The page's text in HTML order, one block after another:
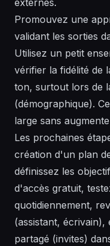
externes.
Promouvez une
validant les sorties
Utilisez un petit
vérifier la fidélité de
ton, surtout lors de
(démographique).
large sans
Les prochaines
création d'un plan
définissez les
d'accès gratuit,
quotidiennement,
(assistant,
partagé (invites)